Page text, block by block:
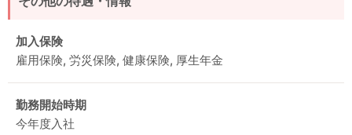
加入保険
雇用保険, 労災保険, 健康保険, 厚生年金
勤務開始時期
今年度入社